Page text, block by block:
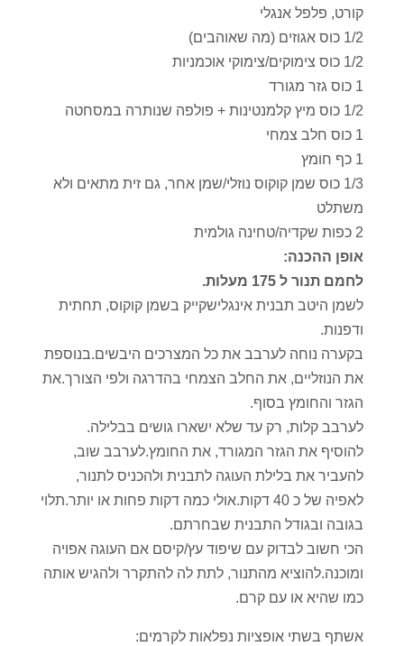
קורט, פלפל אנגלי
1/2 כוס אגוזים (מה שאוהבים)
1/2 כוס צימוקים/צימוקי אוכמניות
1 כוס גזר מגורד
1/2 כוס מיץ קלמנטינות + פולפה שנותרה במסחטה
1 כוס חלב צמחי
1 כף חומץ
1/3 כוס שמן קוקוס נוזלי/שמן אחר, גם זית מתאים ולא
משתלט
2 כפות שקדיה/טחינה גולמית
אופן ההכנה:
לחמם תנור ל 175 מעלות.
לשמן היטב תבנית אינגלישקייק בשמן קוקוס, תחתית
ודפנות.
בקערה נוחה לערבב את כל המצרכים היבשים.בנוספת
את הנוזליים, את החלב הצמחי בהדרגה ולפי הצורך.את
הגזר והחומץ בסוף.
לערבב קלות, רק עד שלא ישארו גושים בבלילה.
להוסיף את הגזר המגורד, את החומץ.לערבב שוב,
להעביר את בלילת העוגה לתבנית ולהכניס לתנור,
לאפיה של כ 40 דקות.אולי כמה דקות פחות או יותר.תלוי
בגובה ובגודל התבנית שבחרתם.
הכי חשוב לבדוק עם שיפוד עץ/קיסם אם העוגה אפויה
ומוכנה.להוציא מהתנור, לתת לה להתקרר ולהגיש אותה
כמו שהיא או עם קרם.
אשתף בשתי אופציות נפלאות לקרמים: